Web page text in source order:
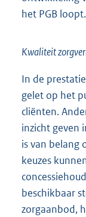
het PGB loopt.
Kwaliteit
In de
gelet op het
cliënten.
inzicht geven
is van belang
keuzes
beschikbaar
zorgaanbod,